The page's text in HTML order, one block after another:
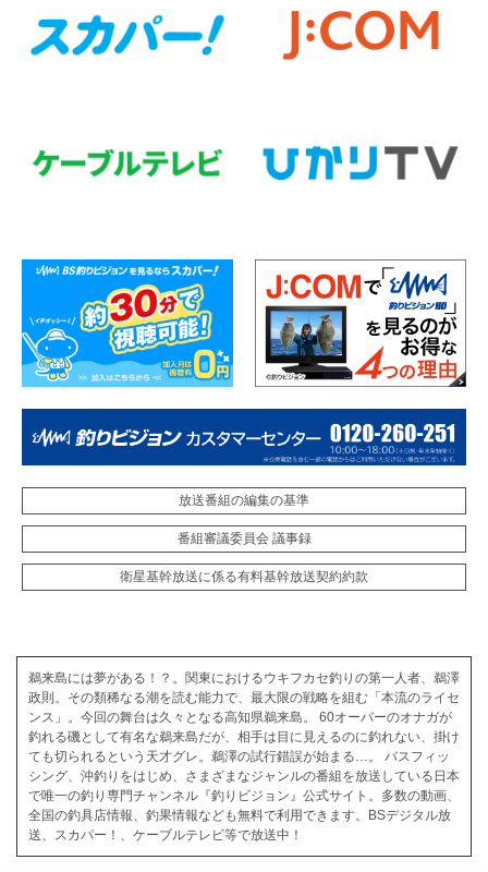
放送番組の編集の基準
番組審議委員会 議事録
衛星基幹放送に係る有料基幹放送契約約款
鵜来島には夢がある！？。関東におけるウキフカセ釣りの第一人者、鵜澤
政則。その類稀なる潮を読む能力で、最大限の戦略を組む「本流のライセ
ンス」。今回の舞台は久々となる高知県鵜来島。 60オーバーのオナガが
釣れる磯として有名な鵜来島だが、相手は目に見えるのに釣れない、掛け
ても切られるという天才グレ。鵜澤の試行錯誤が始まる…。 バスフィッ
シング、沖釣りをはじめ、さまざまなジャンルの番組を放送している日本
で唯一の釣り専門チャンネル『釣りビジョン』公式サイト。多数の動画、
全国の釣具店情報、釣果情報なども無料で利用できます。BSデジタル放
送、スカパー！、ケーブルテレビ等で放送中！